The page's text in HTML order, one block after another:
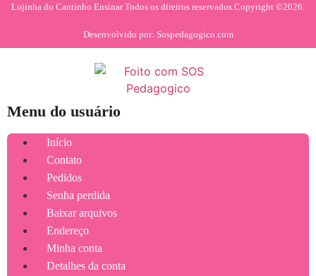
Lojinha do Cantinho Ensinar Todos os direitos reservados. Copyright ©2026.
Desenvolvido por: Sospedagogico.com
Menu do usuário
Início
Contato
Pedidos
Senha perdida
Baixar arquivos
Endereço
Minha conta
Detalhes da conta